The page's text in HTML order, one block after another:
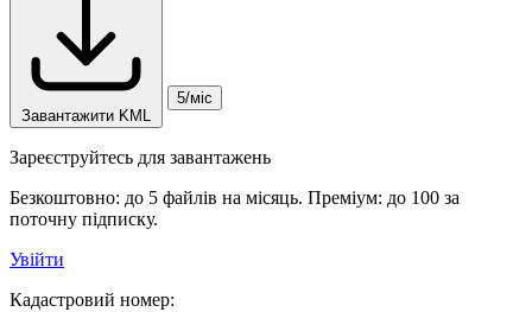
Завантажити KML
5/міс
Зареєструйтесь для завантажень
Безкоштовно: до 5 файлів на місяць. Преміум: до 100 за
поточну підписку.
Увійти
Кадастровий номер: